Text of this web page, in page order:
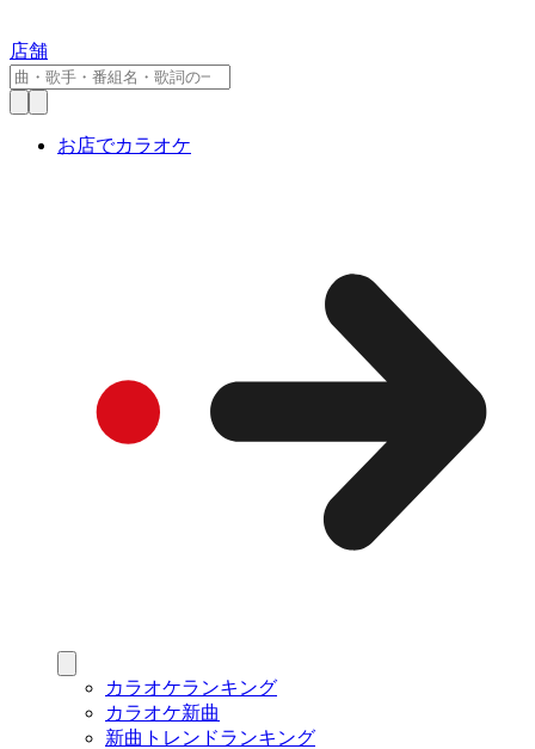
店舗
お店でカラオケ
カラオケランキング
カラオケ新曲
新曲トレンドランキング